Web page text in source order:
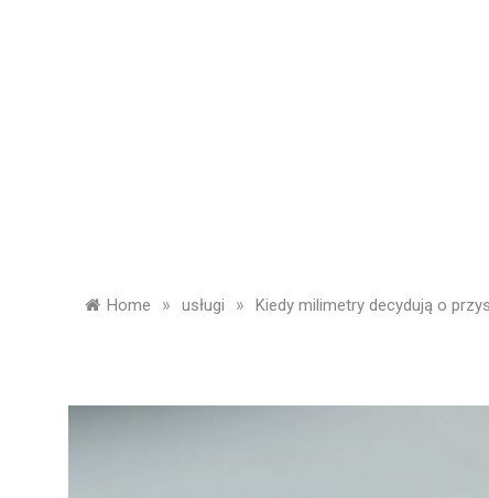
Home » usługi » Kiedy milimetry decydują o